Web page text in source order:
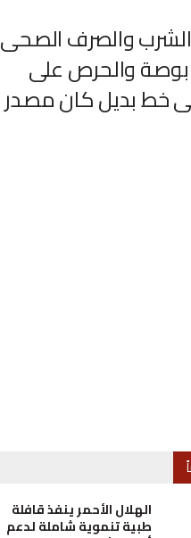
الشرب والصرف الصحى
بمطروح أنه تم فور وجود كسر في خط شبكة المياه سعة ٨ بوصة والحرص على
خط بديل كان مصدر
الهلال الأحمر ينفذ قافلة
طبية تنموية شاملة لدعم